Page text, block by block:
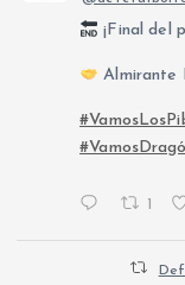
¡Final del
Almirante
1